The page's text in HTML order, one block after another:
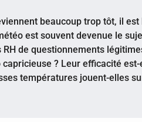
beaucoup trop tôt, il
est souvent devenue le
RH de questionnements
? Leur efficacité
températures jouent-elles